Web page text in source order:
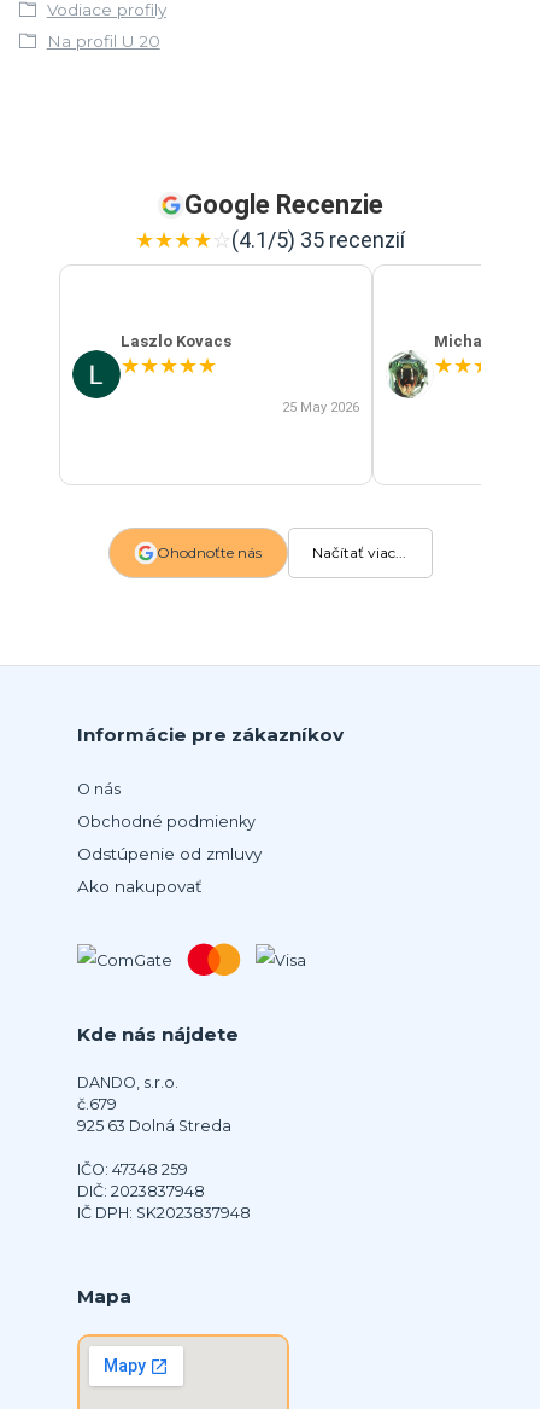
Vodiace profily
Na profil U 20
Google Recenzie
★★★★☆(4.1/5) 35 recenzií
Laszlo Kovacs
★★★★★
25 May 2026
Michal Szabo
★★★
Ohodnoťte nás Načítať viac...
Informácie pre zákazníkov
O nás
Obchodné podmienky
Odstúpenie od zmluvy
Ako nakupovať
Kde nás nájdete
DANDO, s.r.o.
č.679
925 63 Dolná Streda
IČO: 47348 259
DIČ: 2023837948
IČ DPH: SK2023837948
Mapa